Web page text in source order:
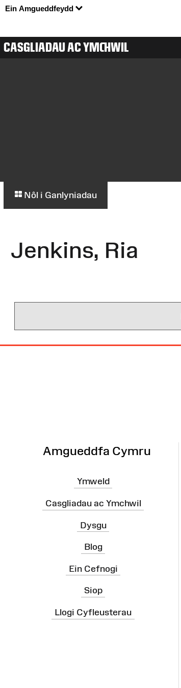
Ein Amgueddfeydd
CASGLIADAU AC YMCHWIL
Nôl i Ganlyniadau
Jenkins, Ria
Amgueddfa Cymru
Ymweld
Casgliadau ac Ymchwil
Dysgu
Blog
Ein Cefnogi
Siop
Llogi Cyfleusterau